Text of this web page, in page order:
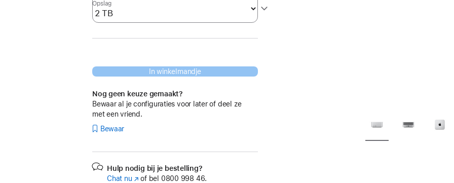
Opslag
In winkelmandje
Nog geen keuze gemaakt?
Bewaar al je configuraties voor later of deel ze
met een vriend.
Bewaar
Hulp nodig bij je bestelling?
Chat nu (Wordt
of bel 0800 998 46.